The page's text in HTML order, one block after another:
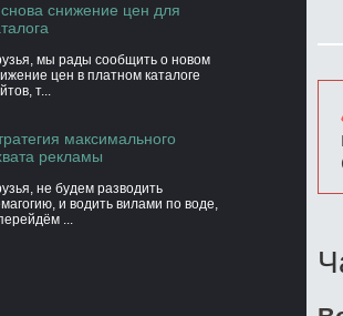
снижение цен для
мы рады сообщить о новом
цен в платном каталоге
т...
максимального
рекламы
не будем разводить
и водить вилами по воде,
...